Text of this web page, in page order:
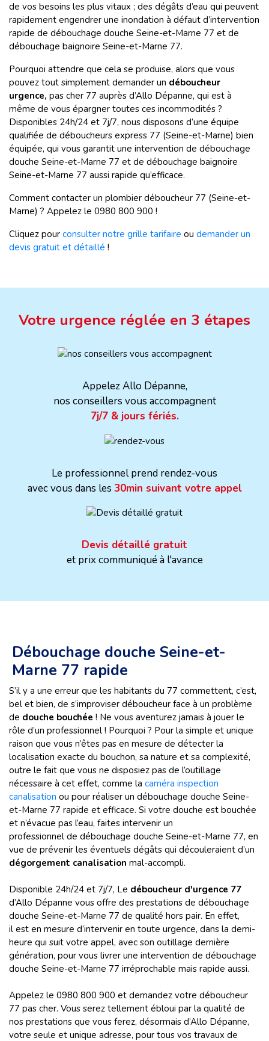
de vos besoins les plus vitaux ; des dégâts d’eau qui peuvent
rapidement engendrer une inondation à défaut d’intervention
rapide de débouchage douche Seine-et-Marne 77 et de
débouchage baignoire Seine-et-Marne 77.
Pourquoi attendre que cela se produise, alors que vous
pouvez tout simplement demander un déboucheur
urgence, pas cher 77 auprès d’Allo Dépanne, qui est à
même de vous épargner toutes ces incommodités ?
Disponibles 24h/24 et 7j/7, nous disposons d’une équipe
qualifiée de déboucheurs express 77 (Seine-et-Marne) bien
équipée, qui vous garantit une intervention de débouchage
douche Seine-et-Marne 77 et de débouchage baignoire
Seine-et-Marne 77 aussi rapide qu’efficace.
Comment contacter un plombier déboucheur 77 (Seine-et-
Marne) ? Appelez le 0980 800 900 !
Cliquez pour consulter notre grille tarifaire ou demander un
devis gratuit et détaillé !
Votre urgence réglée en 3 étapes
Appelez Allo Dépanne,
nos conseillers vous accompagnent
7j/7 & jours fériés.
Le professionnel prend rendez-vous
avec vous dans les 30min suivant votre appel
Devis détaillé gratuit
et prix communiqué à l'avance
Débouchage douche Seine-et-
Marne 77 rapide
S’il y a une erreur que les habitants du 77 commettent, c’est,
bel et bien, de s’improviser déboucheur face à un problème
de douche bouchée ! Ne vous aventurez jamais à jouer le
rôle d’un professionnel ! Pourquoi ? Pour la simple et unique
raison que vous n’êtes pas en mesure de détecter la
localisation exacte du bouchon, sa nature et sa complexité,
outre le fait que vous ne disposiez pas de l’outillage
nécessaire à cet effet, comme la caméra inspection
canalisation ou pour réaliser un débouchage douche Seine-
et-Marne 77 rapide et efficace. Si votre douche est bouchée
et n’évacue pas l’eau, faites intervenir un
professionnel de débouchage douche Seine-et-Marne 77, en
vue de prévenir les éventuels dégâts qui découleraient d’un
dégorgement canalisation mal-accompli.
Disponible 24h/24 et 7j/7, Le déboucheur d'urgence 77
d’Allo Dépanne vous offre des prestations de débouchage
douche Seine-et-Marne 77 de qualité hors pair. En effet,
il est en mesure d’intervenir en toute urgence, dans la demi-
heure qui suit votre appel, avec son outillage dernière
génération, pour vous livrer une intervention de débouchage
douche Seine-et-Marne 77 irréprochable mais rapide aussi.
Appelez le 0980 800 900 et demandez votre déboucheur
77 pas cher. Vous serez tellement ébloui par la qualité de
nos prestations que vous ferez, désormais d’Allo Dépanne,
votre seule et unique adresse, pour tous vos travaux de